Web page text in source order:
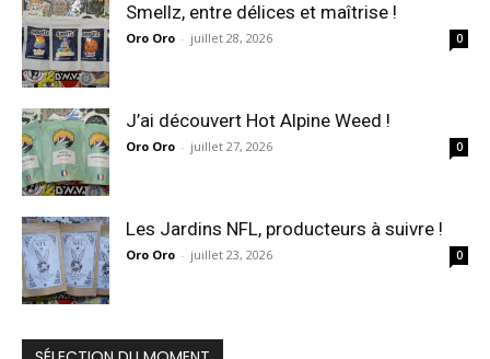
Smellz, entre délices et maîtrise !
Oro Oro - juillet 28, 2026 0
J’ai découvert Hot Alpine Weed !
Oro Oro - juillet 27, 2026 0
Les Jardins NFL, producteurs à suivre !
Oro Oro - juillet 23, 2026 0